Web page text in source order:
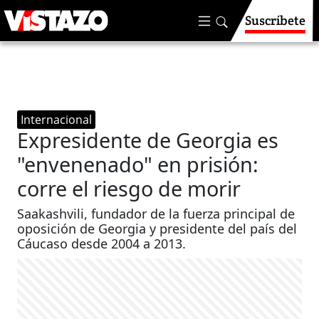
Suscríbete
Internacional
Expresidente de Georgia es
"envenenado" en prisión:
corre el riesgo de morir
Saakashvili, fundador de la fuerza principal de
oposición de Georgia y presidente del país del
Cáucaso desde 2004 a 2013.